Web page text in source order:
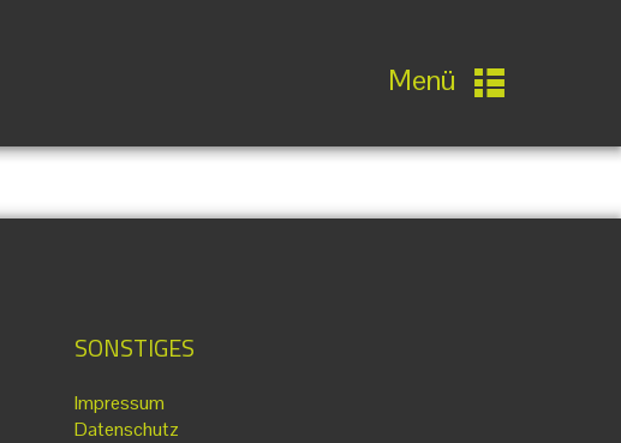
Menü
SONSTIGES
Impressum
Datenschutz